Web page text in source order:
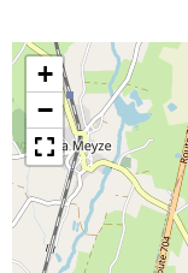
Trier par
+
−